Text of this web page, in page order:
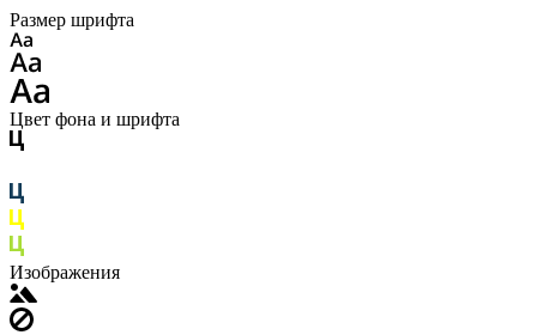
Размер шрифта
Цвет фона и шрифта
Изображения